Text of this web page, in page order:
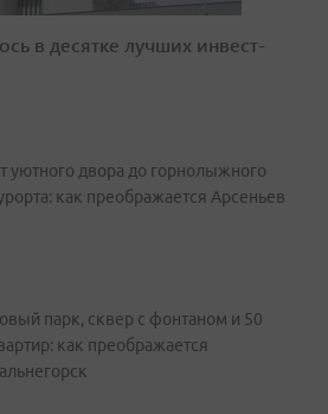
в десятке лучших инвест-
уютного двора до горнолыжного
как преображается Арсеньев
парк, сквер с фонтаном и 50
как преображается